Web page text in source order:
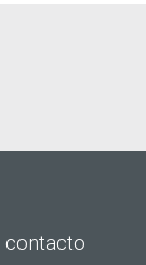
contacto